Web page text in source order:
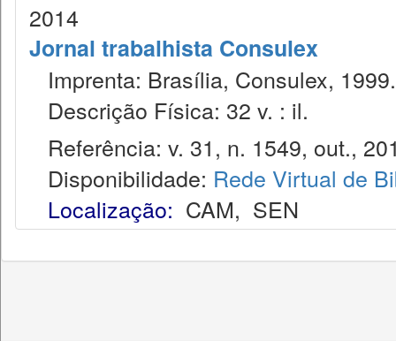
2014
Jornal trabalhista Consulex
Imprenta: Brasília, Consulex, 1999.
Descrição Física: 32 v. : il.
Referência: v. 31, n. 1549, out.,
Disponibilidade: Rede Virtual de
Localização: CAM, SEN